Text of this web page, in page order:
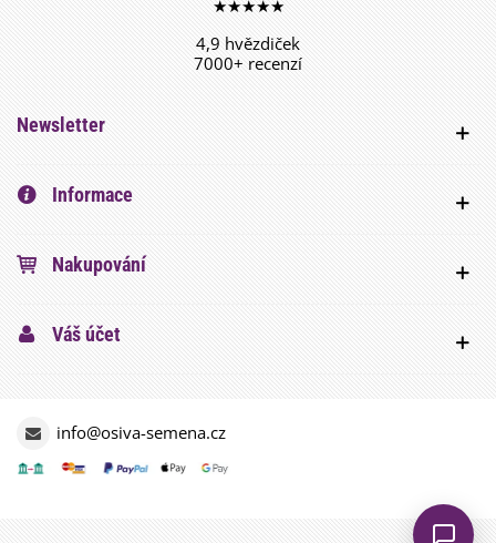
★★★★★
4,9 hvězdiček
7000+ recenzí
Newsletter
Informace
Nakupování
Váš účet
info@osiva-semena.cz